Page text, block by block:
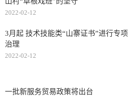
2022-02-12
3月起 技术技能类“山寨证书”进行专项
治理
2022-02-12
一批新服务贸易政策将出台